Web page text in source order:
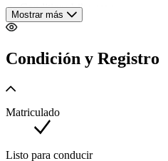
🔹 Condition: Like new
🔹 Recent service completed at an
Always an Italian car, complete
A unique opportunity for those
condition, destined for certain
Mostrar más
Condición y Registro
Matriculado
Listo para conducir